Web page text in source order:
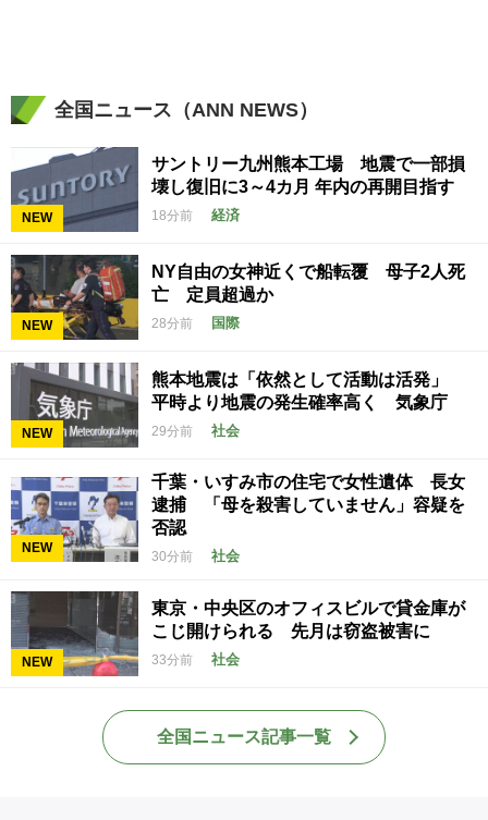
全国ニュース（ANN NEWS）
NEW
サントリー九州熊本工場 地震で一部損
壊し復旧に3～4カ月 年内の再開目指す
18分前 経済
NEW
NY自由の女神近くで船転覆 母子2人死
亡 定員超過か
28分前 国際
NEW
熊本地震は「依然として活動は活発」
平時より地震の発生確率高く 気象庁
29分前 社会
NEW
千葉・いすみ市の住宅で女性遺体 長女
逮捕 「母を殺害していません」容疑を
否認
30分前 社会
NEW
東京・中央区のオフィスビルで貸金庫が
こじ開けられる 先月は窃盗被害に
33分前 社会
全国ニュース記事一覧